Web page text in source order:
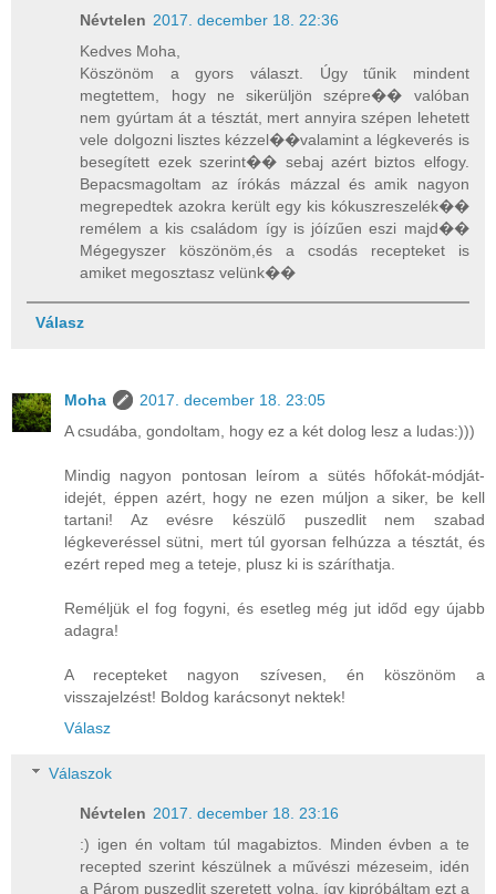
Névtelen 2017. december 18. 22:36
Kedves Moha,
Köszönöm a gyors választ. Úgy tűnik mindent
megtettem, hogy ne sikerüljön szépre�� valóban
nem gyúrtam át a tésztát, mert annyira szépen lehetett
vele dolgozni lisztes kézzel��valamint a légkeverés is
besegített ezek szerint�� sebaj azért biztos elfogy.
Bepacsmagoltam az írókás mázzal és amik nagyon
megrepedtek azokra került egy kis kókuszreszelék��
remélem a kis családom így is jóízűen eszi majd��
Mégegyszer köszönöm,és a csodás recepteket is
amiket megosztasz velünk��
Válasz
Moha
2017. december 18. 23:05
A csudába, gondoltam, hogy ez a két dolog lesz a ludas:)))
Mindig nagyon pontosan leírom a sütés hőfokát-módját-
idejét, éppen azért, hogy ne ezen múljon a siker, be kell
tartani! Az evésre készülő puszedlit nem szabad
légkeveréssel sütni, mert túl gyorsan felhúzza a tésztát, és
ezért reped meg a teteje, plusz ki is száríthatja.
Reméljük el fog fogyni, és esetleg még jut időd egy újabb
adagra!
A recepteket nagyon szívesen, én köszönöm a
visszajelzést! Boldog karácsonyt nektek!
Válasz
Válaszok
Névtelen 2017. december 18. 23:16
:) igen én voltam túl magabiztos. Minden évben a te
recepted szerint készülnek a művészi mézeseim, idén
a Párom puszedlit szeretett volna, így kipróbáltam ezt a